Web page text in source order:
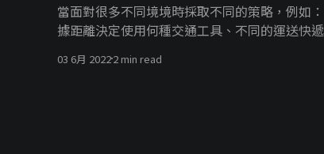
當面對很多不同境境時採取不同的策略，例如
據距離決定使用何種交通工具、不同的運送快
器、回合制戰鬥設計等，這個時候可以使用策略
03 6月 20222 min read